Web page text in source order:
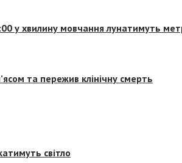
у хвилину мовчання лунатимуть
та пережив клінічну смерть
світло